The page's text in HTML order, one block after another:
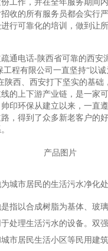
工作，并在全年服务期间
收的所有服务员都会实行
行可靠化的培训，做到让
通电话-陕西省可靠的西安
工程有限公司一直坚持“以
陕西、西安打下坚实的基础
的上下游产业链，是一家
印环保从建立以来，一直
，得到了众多新老客户的
城市居民的生活污水净化
指以合成树脂为基体、玻
处理生活污水的设备。双
市居民生活小区等民用建